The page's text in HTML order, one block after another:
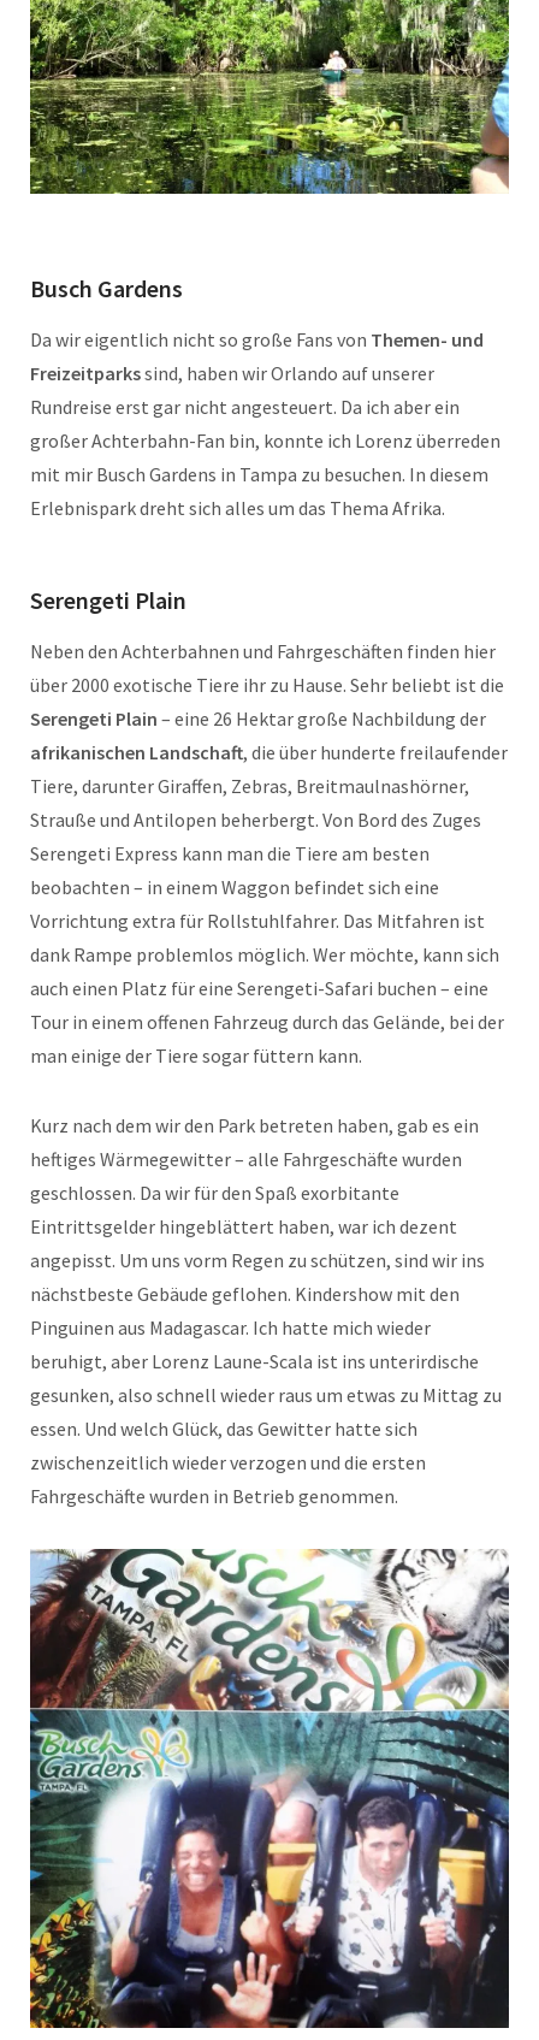
Busch Gardens
Da wir eigentlich nicht so große Fans von Themen- und
Freizeitparkssind, haben wir Orlando auf unserer
Rundreise erst gar nicht angesteuert. Da ich aber ein
großer Achterbahn-Fan bin, konnte ich Lorenz überreden
mit mir Busch Gardens in Tampa zu besuchen. In diesem
Erlebnispark dreht sich alles um das Thema Afrika.
Serengeti Plain
Neben den Achterbahnen und Fahrgeschäften finden hier
über 2000 exotische Tiere ihr zu Hause. Sehr beliebt ist die
Serengeti Plain – eine 26 Hektar große Nachbildung der
afrikanischen Landschaft, die über hunderte freilaufender
Tiere, darunter Giraffen, Zebras, Breitmaulnashörner,
Strauße und Antilopen beherbergt. Von Bord des Zuges
Serengeti Express kann man die Tiere am besten
beobachten – in einem Waggon befindet sich eine
Vorrichtung extra für Rollstuhlfahrer. Das Mitfahren ist
dank Rampe problemlos möglich. Wer möchte, kann sich
auch einen Platz für eine Serengeti-Safari buchen – eine
Tour in einem offenen Fahrzeug durch das Gelände, bei der
man einige der Tiere sogar füttern kann.
Kurz nach dem wir den Park betreten haben, gab es ein
heftiges Wärmegewitter – alle Fahrgeschäfte wurden
geschlossen. Da wir für den Spaß exorbitante
Eintrittsgelder hingeblättert haben, war ich dezent
angepisst. Um uns vorm Regen zu schützen, sind wir ins
nächstbeste Gebäude geflohen. Kindershow mit den
Pinguinen aus Madagascar. Ich hatte mich wieder
beruhigt, aber Lorenz Laune-Scala ist ins unterirdische
gesunken, also schnell wieder raus um etwas zu Mittag zu
essen. Und welch Glück, das Gewitter hatte sich
zwischenzeitlich wieder verzogen und die ersten
Fahrgeschäfte wurden in Betrieb genommen.